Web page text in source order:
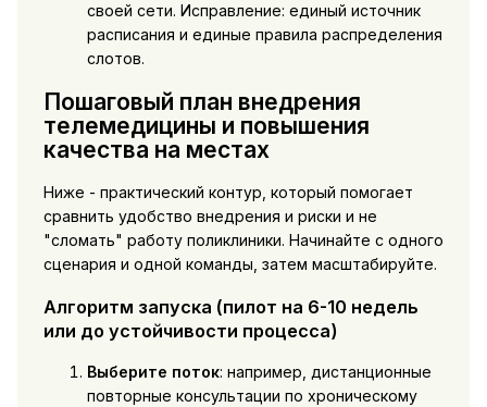
своей сети. Исправление: единый источник
расписания и единые правила распределения
слотов.
Пошаговый план внедрения
телемедицины и повышения
качества на местах
Ниже - практический контур, который помогает
сравнить удобство внедрения и риски и не
"сломать" работу поликлиники. Начинайте с одного
сценария и одной команды, затем масштабируйте.
Алгоритм запуска (пилот на 6-10 недель
или до устойчивости процесса)
Выберите поток: например, дистанционные
повторные консультации по хроническому